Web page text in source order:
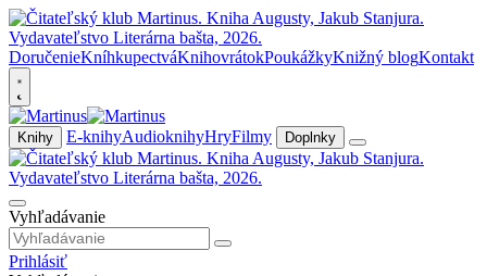
DoručenieKníhkupectváKnihovrátokPoukážkyKnižný blogKontakt
Knihy E-knihyAudioknihyHryFilmy Doplnky
Vyhľadávanie
Prihlásiť